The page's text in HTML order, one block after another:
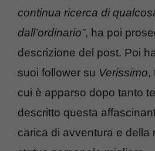
continua ricerca di
dall’ordinario”, ha poi
descrizione del post. Poi
suoi follower su Verissimo,
cui è apparso dopo tanto
descritto questa
carica di avventura e della